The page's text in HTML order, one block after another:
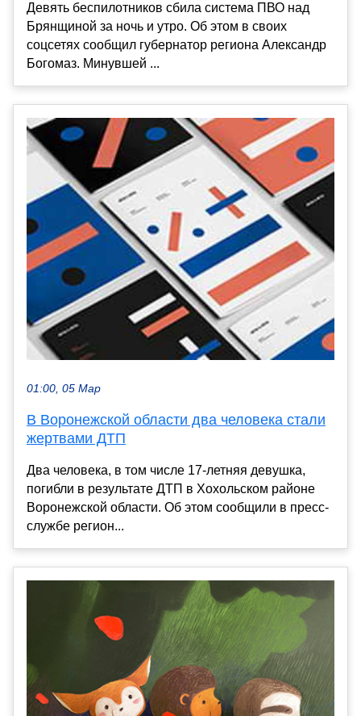
Девять беспилотников сбила система ПВО над
Брянщиной за ночь и утро. Об этом в своих
соцсетях сообщил губернатор региона Александр
Богомаз. Минувшей ...
01:00, 05 Мар
В Воронежской области два человека стали
жертвами ДТП
Два человека, в том числе 17-летняя девушка,
погибли в результате ДТП в Хохольском районе
Воронежской области. Об этом сообщили в пресс-
службе регион...